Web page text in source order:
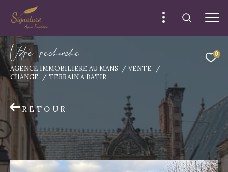
0
Vore recece
AGENCE IMMOBILIÉRE AU MANS
VENTE
CHANGE
TERRAIN A BATIR
RETOUR